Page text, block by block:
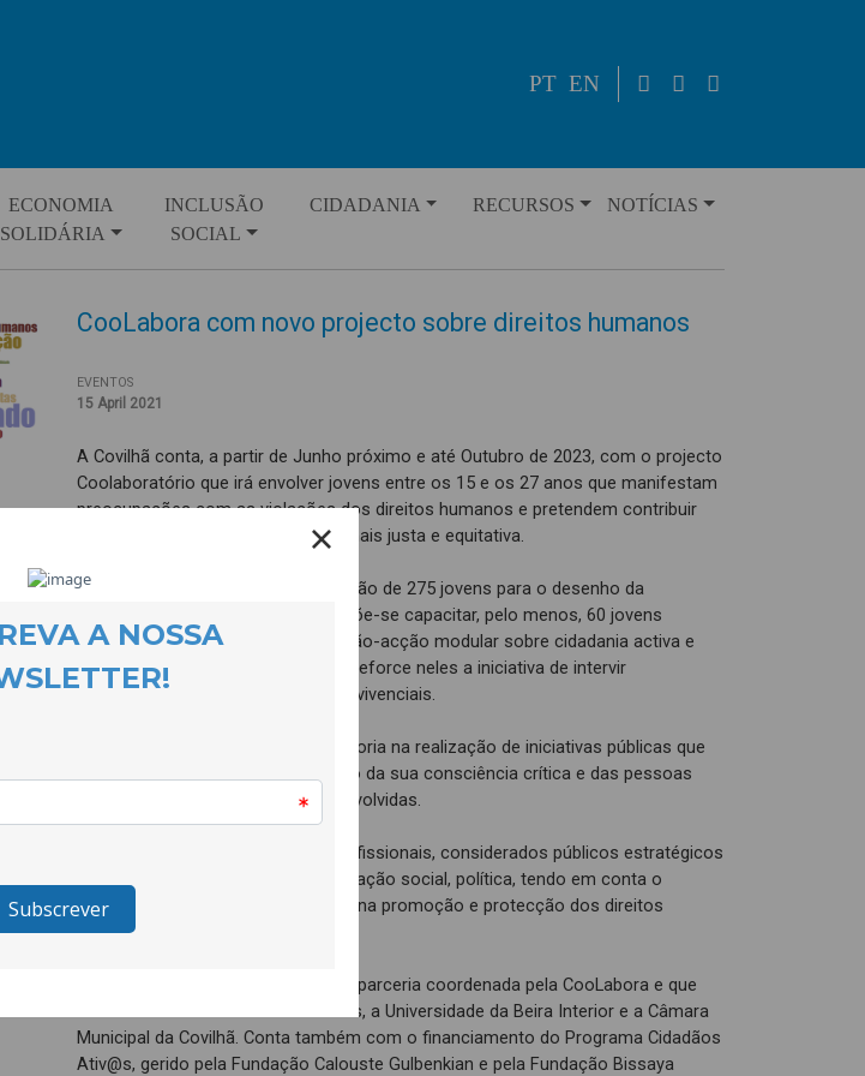
PT EN
ECONOMIA
SOLIDÁRIA
INCLUSÃO
SOCIAL
CIDADANIA RECURSOS NOTÍCIAS
CooLabora com novo projecto sobre direitos humanos
EVENTOS
15 April 2021
A Covilhã conta, a partir de Junho próximo e até Outubro de 2023, com o projecto
Coolaboratório que irá envolver jovens entre os 15 e os 27 anos que manifestam
preocupações com as violações dos direitos humanos e pretendem contribuir
activamente para uma sociedade mais justa e equitativa.
Concretamente, e após a auscultação de 275 jovens para o desenho da
intervenção, o Coolaboratório propõe-se capacitar, pelo menos, 60 jovens
através de um percurso de formação-acção modular sobre cidadania activa e
direitos humanos que desperte ou reforce neles a iniciativa de intervir
positivamente nos seus contextos vivenciais.
Irá ainda apoiá-los através de mentoria na realização de iniciativas públicas que
contribuam para o desenvolvimento da sua consciência crítica e das pessoas
para quem as iniciativas são desenvolvidas.
A intervenção abrange também profissionais, considerados públicos estratégicos
de áreas como educação, comunicação social, política, tendo em conta o
particular papel que desempenham na promoção e protecção dos direitos
humanos.
O projecto é desenvolvido por uma parceria coordenada pela CooLabora e que
conta com a Casa do Menino Jesus, a Universidade da Beira Interior e a Câmara
Municipal da Covilhã. Conta também com o financiamento do Programa Cidadãos
Ativ@s, gerido pela Fundação Calouste Gulbenkian e pela Fundação Bissaya